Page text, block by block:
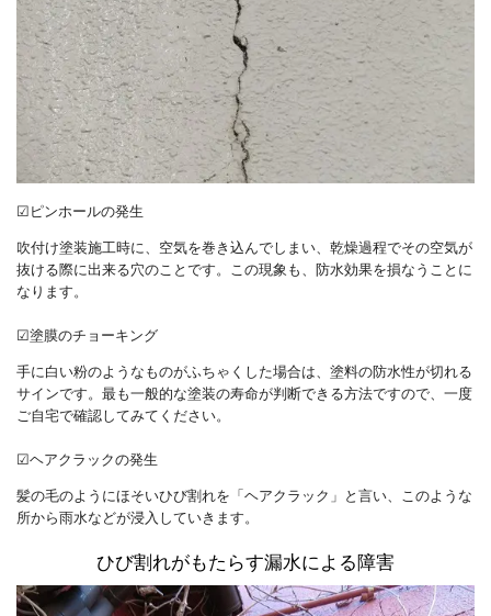
☑ピンホールの発生
吹付け塗装施工時に、空気を巻き込んでしまい、乾燥過程でその空気が
抜ける際に出来る穴のことです。この現象も、防水効果を損なうことに
なります。
☑塗膜のチョーキング
手に白い粉のようなものがふちゃくした場合は、塗料の防水性が切れる
サインです。最も一般的な塗装の寿命が判断できる方法ですので、一度
ご自宅で確認してみてください。
☑ヘアクラックの発生
髪の毛のようにほそいひび割れを「ヘアクラック」と言い、このような
所から雨水などが浸入していきます。
ひび割れがもたらす漏水による障害